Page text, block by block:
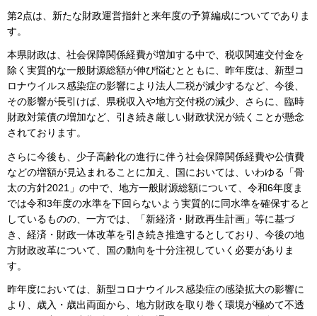
第2点は、新たな財政運営指針と来年度の予算編成についてでありま
す。
本県財政は、社会保障関係経費が増加する中で、税収関連交付金を
除く実質的な一般財源総額が伸び悩むとともに、昨年度は、新型コ
ロナウイルス感染症の影響により法人二税が減少するなど、今後、
その影響が長引けば、県税収入や地方交付税の減少、さらに、臨時
財政対策債の増加など、引き続き厳しい財政状況が続くことが懸念
されております。
さらに今後も、少子高齢化の進行に伴う社会保障関係経費や公債費
などの増額が見込まれることに加え、国においては、いわゆる「骨
太の方針2021」の中で、地方一般財源総額について、令和6年度ま
では令和3年度の水準を下回らないよう実質的に同水準を確保すると
しているものの、一方では、「新経済・財政再生計画」等に基づ
き、経済・財政一体改革を引き続き推進するとしており、今後の地
方財政改革について、国の動向を十分注視していく必要がありま
す。
昨年度においては、新型コロナウイルス感染症の感染拡大の影響に
より、歳入・歳出両面から、地方財政を取り巻く環境が極めて不透